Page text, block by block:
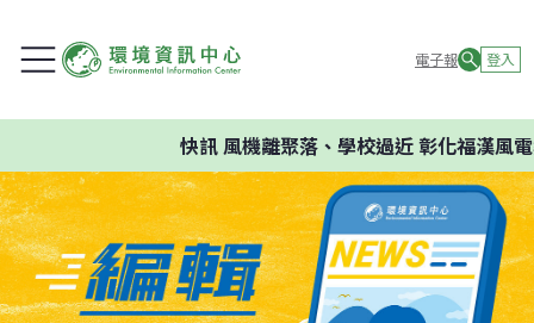
電子報 登入
快訊風機離聚落、學校過近 彰化福漢風電